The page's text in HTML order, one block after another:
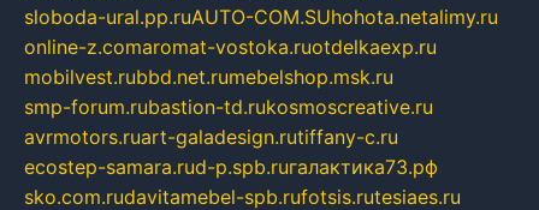
sloboda-ural.pp.ruAUTO-COM.SUhohota.netalimy.ru
online-z.comaromat-vostoka.ruotdelkaexp.ru
mobilvest.rubbd.net.rumebelshop.msk.ru
smp-forum.rubastion-td.rukosmoscreative.ru
avrmotors.ruart-galadesign.rutiffany-c.ru
ecostep-samara.rud-p.spb.ruгалактика73.рф
sko.com.rudavitamebel-spb.rufotsis.rutesiaes.ru